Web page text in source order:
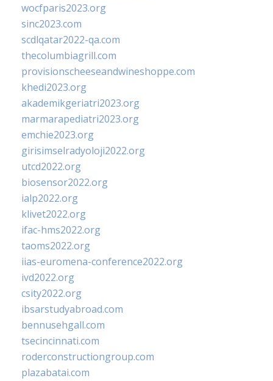
wocfparis2023.org
sinc2023.com
scdlqatar2022-qa.com
thecolumbiagrill.com
provisionscheeseandwineshoppe.com
khedi2023.org
akademikgeriatri2023.org
marmarapediatri2023.org
emchie2023.org
girisimselradyoloji2022.org
utcd2022.org
biosensor2022.org
ialp2022.org
klivet2022.org
ifac-hms2022.org
taoms2022.org
iias-euromena-conference2022.org
ivd2022.org
csity2022.org
ibsarstudyabroad.com
bennusehgall.com
tsecincinnati.com
roderconstructiongroup.com
plazabatai.com